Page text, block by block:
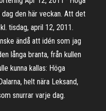
den här veckan. Att det
tisdag, april 12, 2011.
ändå att idén som jag
långa branta, från kullen
kunna kallas: Höga
helt nära Leksand,
snurrar varje dag.